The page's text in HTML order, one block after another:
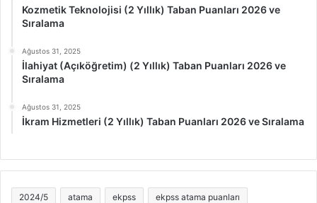
Kozmetik Teknolojisi (2 Yıllık) Taban Puanları 2026 ve
Sıralama
Ağustos 31, 2025
İlahiyat (Açıköğretim) (2 Yıllık) Taban Puanları 2026 ve
Sıralama
Ağustos 31, 2025
İkram Hizmetleri (2 Yıllık) Taban Puanları 2026 ve Sıralama
2024/5 atama ekpss ekpss atama puanları